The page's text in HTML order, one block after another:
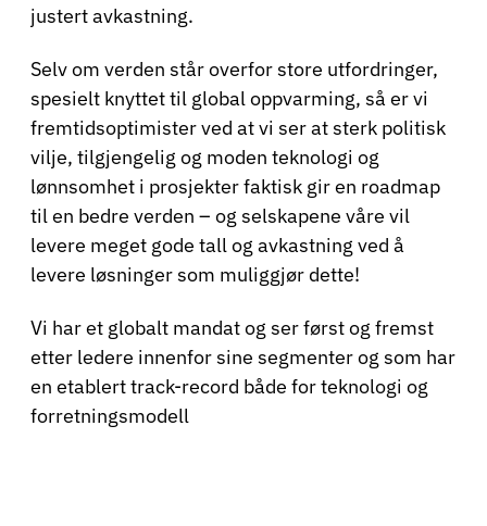
justert avkastning.
Selv om verden står overfor store utfordringer,
spesielt knyttet til global oppvarming, så er vi
fremtidsoptimister ved at vi ser at sterk politisk
vilje, tilgjengelig og moden teknologi og
lønnsomhet i prosjekter faktisk gir en roadmap
til en bedre verden – og selskapene våre vil
levere meget gode tall og avkastning ved å
levere løsninger som muliggjør dette!
Vi har et globalt mandat og ser først og fremst
etter ledere innenfor sine segmenter og som har
en etablert track-record både for teknologi og
forretningsmodell